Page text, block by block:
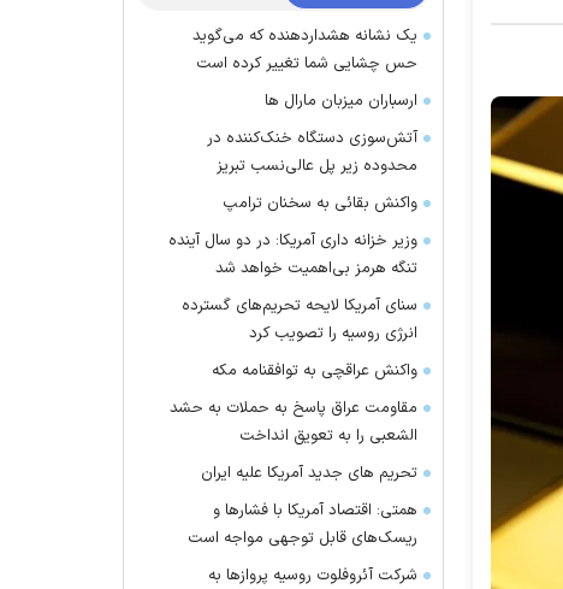
یک نشانه هشداردهنده که می‌گوید
حس چشایی شما تغییر کرده است
ارسباران میزبان مارال ها
آتش‌سوزی دستگاه خنک‌کننده در
محدوده زیر پل عالی‌نسب تبریز
واکنش بقائی به سخنان ترامپ
وزیر خزانه داری آمریکا: در دو سال آینده
تنگه هرمز بی‌اهمیت خواهد شد
سنای آمریکا لایحه تحریم‌های گسترده
انرژی روسیه را تصویب کرد
واکنش عراقچی به توافقنامه مکه
مقاومت عراق پاسخ به حملات به حشد
الشعبی را به تعویق انداخت
تحریم های جدید آمریکا علیه ایران
همتی: اقتصاد آمریکا با فشارها و
ریسک‌های قابل توجهی مواجه است
شرکت آئروفلوت روسیه پرواز‌ها به